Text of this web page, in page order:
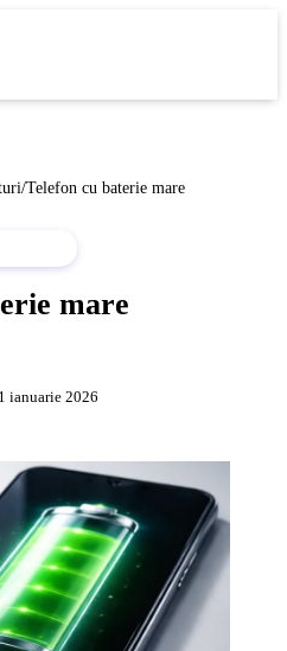
/Telefon cu baterie mare
mare
ianuarie 2026